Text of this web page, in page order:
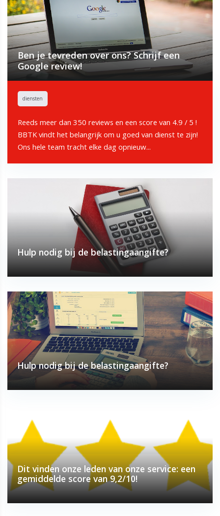
diensten
Ben je tevreden over ons? Schrijf een
Google review!
Reeds meer dan 350 reviews en een score van 4.9 / 5 !
BBTK vindt het belangrijk om u goed van dienst te zijn!
Ons hele team tracht elke dag opnieuw...
Hulp nodig bij de belastingaangifte?
Hulp nodig bij de belastingaangifte?
Dit vinden onze leden van onze service: een
gemiddelde score van 9,2/10!